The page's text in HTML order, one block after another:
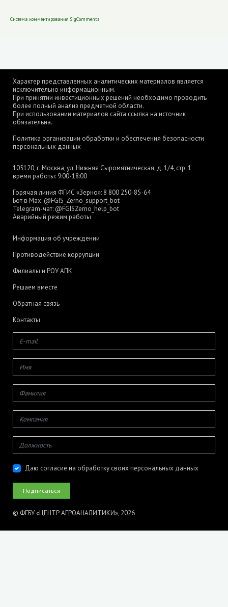
Система комментирования SigComments
Характер представленных аналитических материалов является
исключительно информационным.
При принятии инвестиционных решений необходимо проводить
более полный анализ предметной области.
При использовании материалов сайта ссылка на источник
обязательна.
Политика организации обработки и обеспечения безопасности
персональных данных
105120, г. Москва, ул. Нижняя Сыромятническая, д. 1/4, стр. 1
время работы: 9:00-18:00
Горячая линия ФГИС «Зерно»: 8 800 250-85-64
Бот в Max: @FGIS_Zerno_support_bot
Telegram-чат: @FGISZerno_help_bot
Аварийный режим работы
Информация об учреждении
Противодействие коррупции
Филиалы и РОУ АПК
Решаем вместе
Обратная связь
Контакты
Даю согласие на обработку своих персональных данных
© ФГБУ «ЦЕНТР АГРОАНАЛИТИКИ», 2026